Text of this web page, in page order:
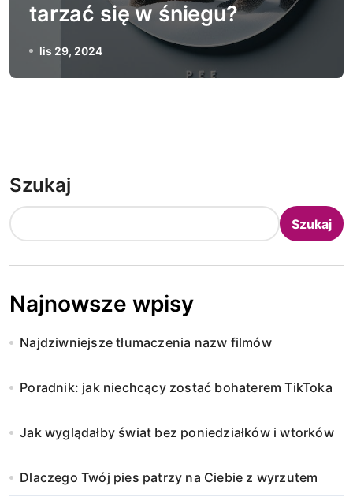
tarzać się w śniegu?
lis 29, 2024
Szukaj
Szukaj
Najnowsze wpisy
Najdziwniejsze tłumaczenia nazw filmów
Poradnik: jak niechcący zostać bohaterem TikToka
Jak wyglądałby świat bez poniedziałków i wtorków
Dlaczego Twój pies patrzy na Ciebie z wyrzutem